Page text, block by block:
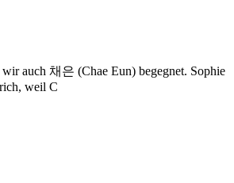
auch 채은 (Chae Eun) begegnet. Sophie
weil C